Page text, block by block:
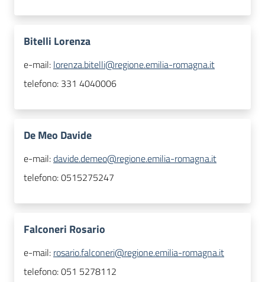
Bitelli Lorenza
e-mail: lorenza.bitelli@regione.emilia-romagna.it
telefono: 331 4040006
De Meo Davide
e-mail:davide.demeo@regione.emilia-romagna.it
telefono:0515275247
Falconeri Rosario
e-mail: rosario.falconeri@regione.emilia-romagna.it
telefono:051 5278112